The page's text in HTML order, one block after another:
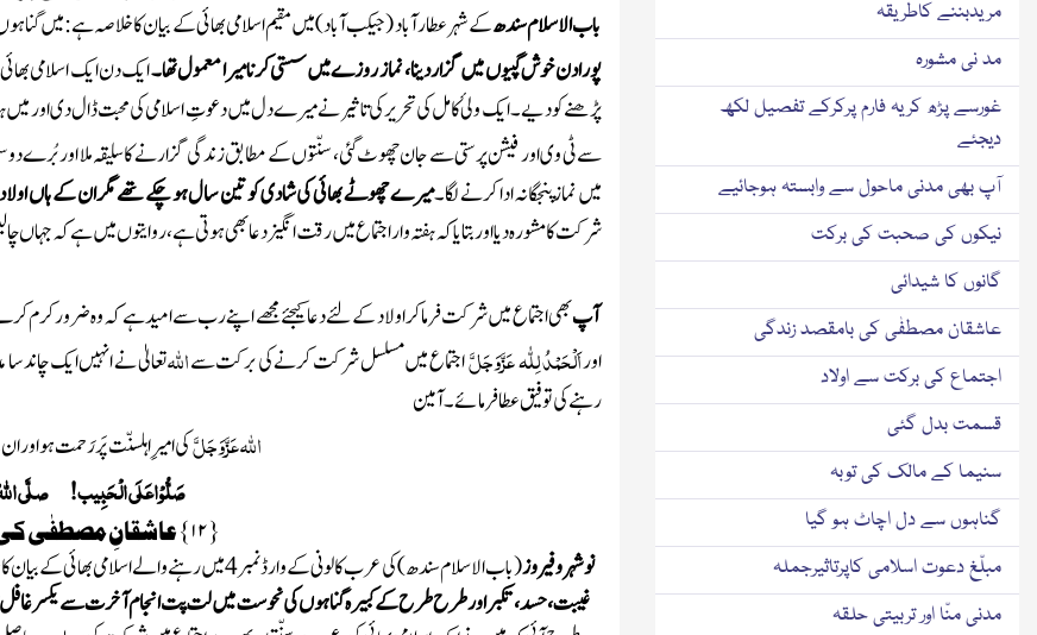
باب الاسلام سندھکے شہر عطار آباد(جیکب آباد)میں مقیم اسلامی بھائی کے بیان کا خلاصہ ہے: میں
پورا دن خوش گپیوں میں گزار دینا، نماز روزے میں سستی کرنا میرا معمول تھا۔ایک دن ایک اسلامی
پڑھنے کو دیے۔ ایک ولیٔ کامل کی تحریر کی تاثیر نے میرے دل میں دعوتِ اسلامی کی محبت ڈال دی اور
سے ٹی ویاور فیشن پرستی سے جان چھوٹ گئی، سنّتوں کے مطابق زندگی گزارنے کا سلیقہ ملا اور
میں نماز پنجگانہ ادا کرنے لگا۔میرے چھوٹے بھائی کی شادی کو تین سال ہو چکے تھے مگر ان کے ہاں اولاد
شرکت کا مشورہ دیا اور بتایا کہ ہفتہ وار اجتماع میں رقت انگیز دعا بھی ہوتی ہے، روایتوں میں ہے کہ
آپبھی اجتماع میں شرکت فرما کر اولاد کے لئے دعا کیجئے مجھے اپنے رب سے امید ہے کہ وہ ضرور
اوراَلْحَمْدُ لِلّٰہعَزَّوَجَلَّاجتماع میں مسلسل شرکت کرنے کی برکت سےاللہتعالیٰ نے انہیں ایک چاند سا
رہنے کی توفیق عطا فرمائے۔ آمین
اللہعَزَّوَجَلَّکی امیرِاہلسنّت پَررَحمت
صَلُّوْاعَلَی الْحَبِیب! صلَّی
{۱۲}عاشقانِ مصطفٰی
نوشہرو فیروز(باب الاسلام سندھ)کی عرب کالونی کے وارڈ نمبر4میں رہنے والے اسلامی بھائی کے بیان
غیبت، حسد، تکبر اور طرح طرح کے کبیرہ گناہوں کی نحوست میں لت پت انجام آخرت سے یکسر غافل
مریدبننے کاطریقہ
مد نی مشورہ
غورسے پڑھ کریہ فارم پرکرکے تفصیل لکھ
دیجئے
آپ بھی مدنی ماحول سے وابستہ ہوجائیے
نیکوں کی صحبت کی برکت
گانوں کا شیدائی
عاشقان مصطفٰی کی بامقصد زندگی
اجتماع کی برکت سے اولاد
قسمت بدل گئی
سنیما کے مالک کی توبہ
گناہوں سے دل اچاٹ ہو گیا
مبلّغ دعوت اسلامی کاپرتاثیرجملہ
مدنی منّا اور تربیتی حلقہ